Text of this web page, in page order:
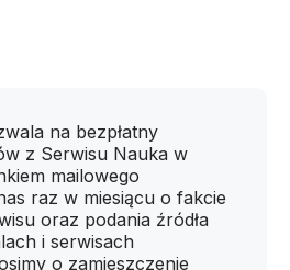
na bezpłatny
z Serwisu Nauka w
mailowego
raz w miesiącu o fakcie
oraz podania źródła
i serwisach
o zamieszczenie